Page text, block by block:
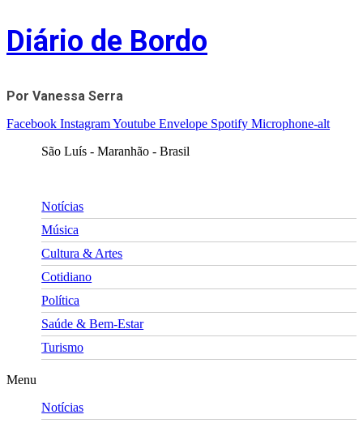
Skip
to
content
Diário de Bordo
Por Vanessa Serra
Facebook InstagramYoutube Envelope Spotify Microphone-alt
São Luís - Maranhão - Brasil
Notícias
Música
Cultura & Artes
Cotidiano
Política
Saúde & Bem-Estar
Turismo
Menu
Notícias